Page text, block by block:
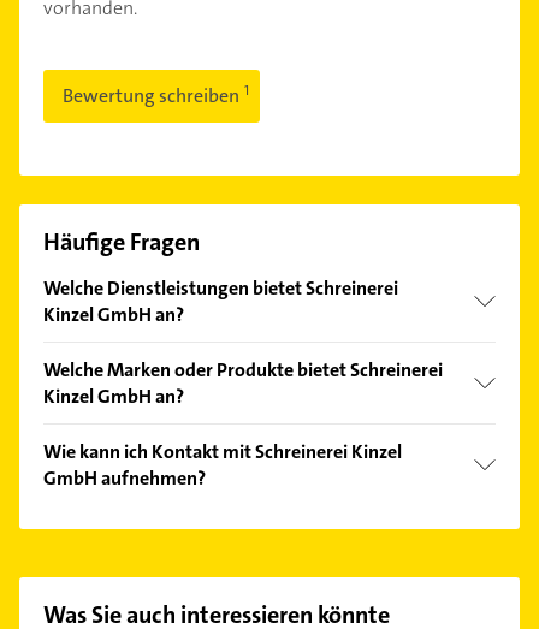
vorhanden.
Bewertung schreiben
Häufige Fragen
Welche Dienstleistungen bietet Schreinerei
Kinzel GmbH an?
Änderungen, Außenanlagen, Beseitigung von
Einbruchschäden, Dachausbauten und
Welche Marken oder Produkte bietet Schreinerei
Kinzel GmbH an?
Apothekenmöbel, Arbeitsplatten, Außenmöbel,
Balkonverkleidungen und Bänke.
Wie kann ich Kontakt mit Schreinerei Kinzel
GmbH aufnehmen?
finden Sie alleKontaktdaten.
Was Sie auch interessieren könnte